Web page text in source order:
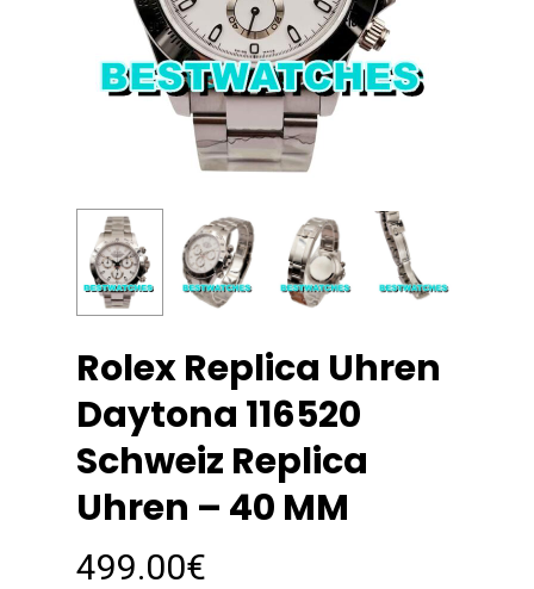
Rolex Replica Uhren
Daytona 116520
Schweiz Replica
Uhren – 40 MM
499.00€